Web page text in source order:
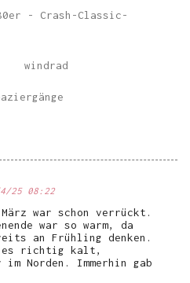
- Crash-Classic-
windrad
25 08:22
war schon verrückt.
war so warm, da
an Frühling denken.
richtig kalt,
Norden. Immerhin gab